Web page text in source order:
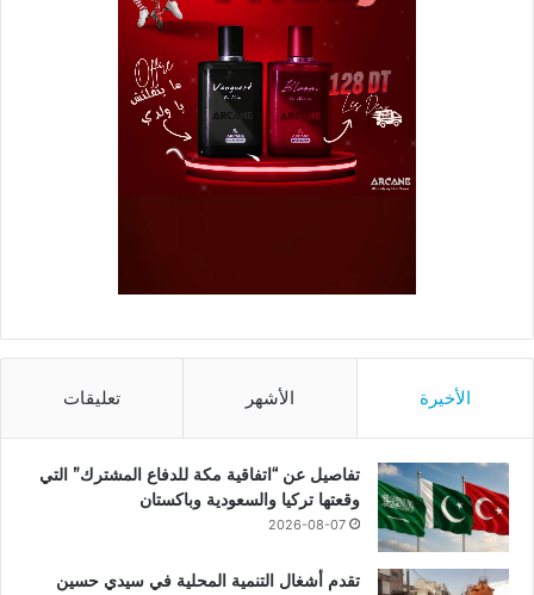
الأخيرة الأشهر تعليقات
تفاصيل عن “اتفاقية مكة للدفاع المشترك” التي
وقعتها تركيا والسعودية وباكستان
2026-08-07
تقدم أشغال التنمية المحلية في سيدي حسين